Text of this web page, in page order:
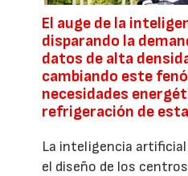
El auge de la
disparando la
datos de alta
cambiando este
necesidades
refrigeración de
La inteligencia
el diseño de los